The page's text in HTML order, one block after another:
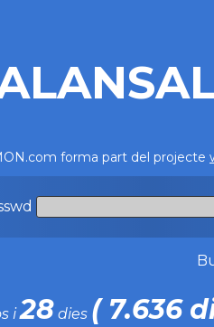
forma part del projecte
i28 dies ( 7.636